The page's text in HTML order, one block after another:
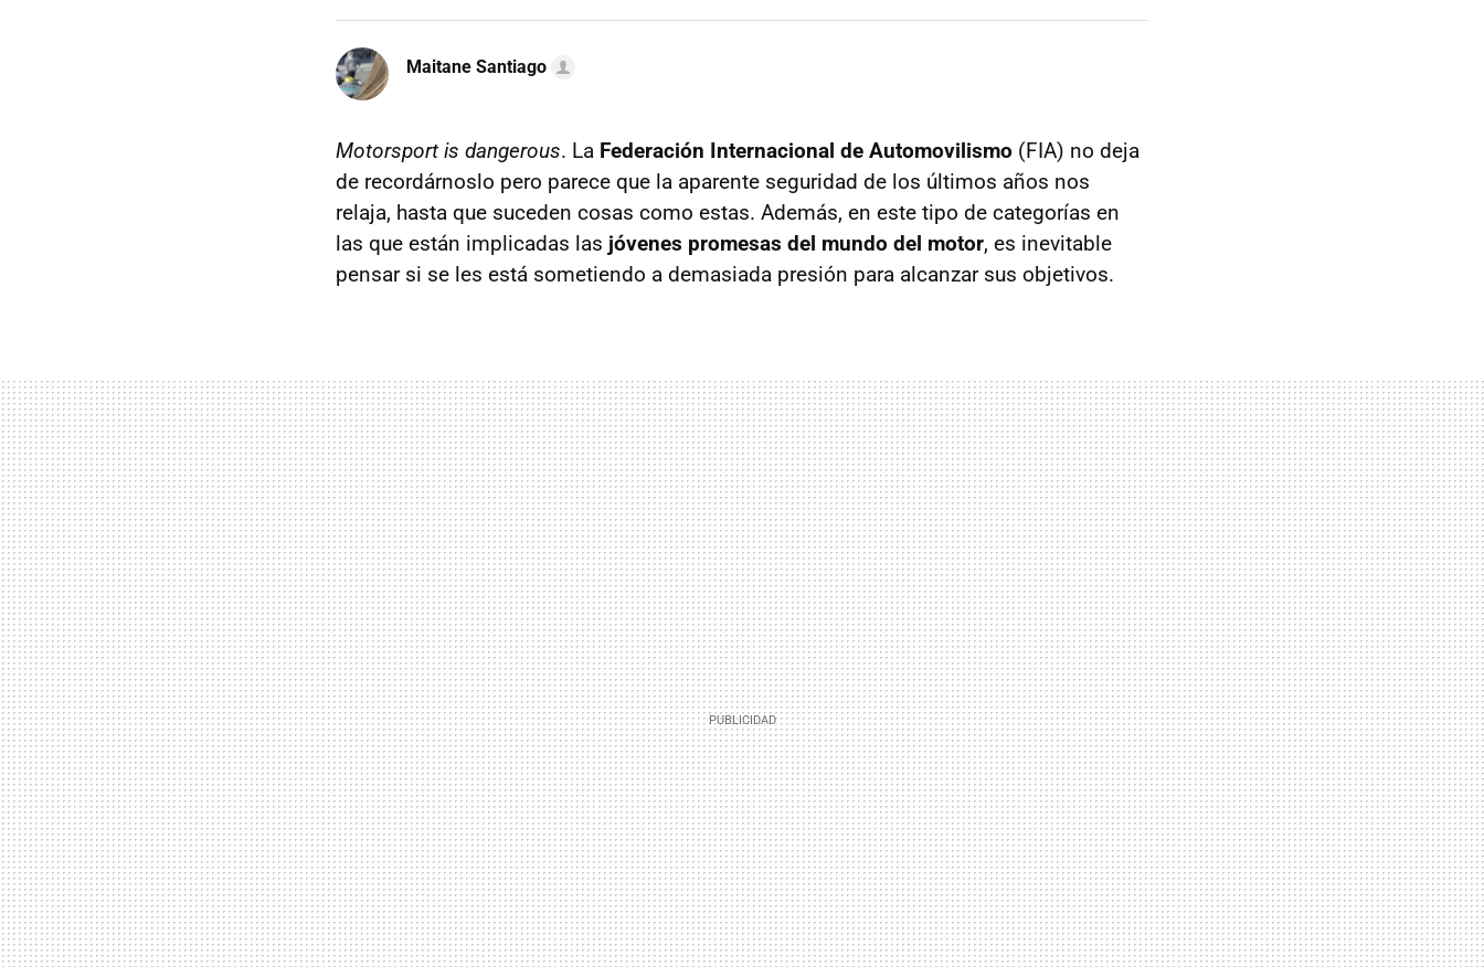
Maitane Santiago
Motorsport is dangerous. La Federación Internacional de Automovilismo (FIA) no deja
de recordárnoslo pero parece que la aparente seguridad de los últimos años nos
relaja, hasta que suceden cosas como estas. Además, en este tipo de categorías en
las que están implicadas las jóvenes promesas del mundo del motor, es inevitable
pensar si se les está sometiendo a demasiada presión para alcanzar sus objetivos.